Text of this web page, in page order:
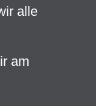
alle
am